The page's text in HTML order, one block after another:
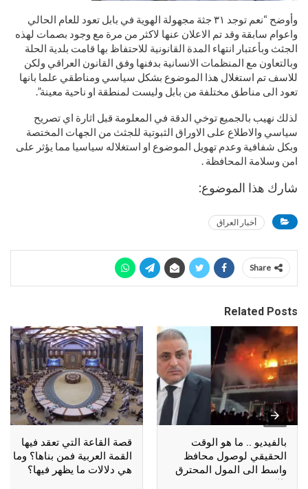
وأوضح “نعم توجد ٣١ جثة مجهولة الهوية في بابل تعود للعام الحالي
واعوام سابقة وقد تم الاعلان عنها لاكثر من مرة مع وجود بصمات لهذه
الجثث وبأعتبار انتهاء المدة القانونية للاحتفاظ بها قامت بلدية الحلة
وبالتعاون مع المنظمات الانسانية بدفنها وفق القانون العراقي ولكن
للاسف تم استغلال هذا الموضوع بشكل سياسي ومناطقي علما بانها
تعود الى مناطق مختلفة من بابل وليست لمنطقة او ناحية معينة”.
لذلك نهيب بالجميع توخي الدقة في المعلومة قبل اثارة اي تصريح
سياسي والاطلاع على الاوراق الثبوتية للجثث من الجهات المختصة
وبكل شفافية وعدم تهويل الموضوع او استغلاله سياسيا مما يؤثر على
امن وسلامة المحافظة .
شارك هذا الموضوع:
أخبار العراق
Share
Related Posts
بالفيديو .. ما هو الوقت
الحقيقي لوصول محافظ
واسط الى المول المحترق
بالكوت؟
قصة القاعة التي تعقد فيها
القمة العربية فمن بناها؟ وما
هي دلالات ما يظهر فيها؟